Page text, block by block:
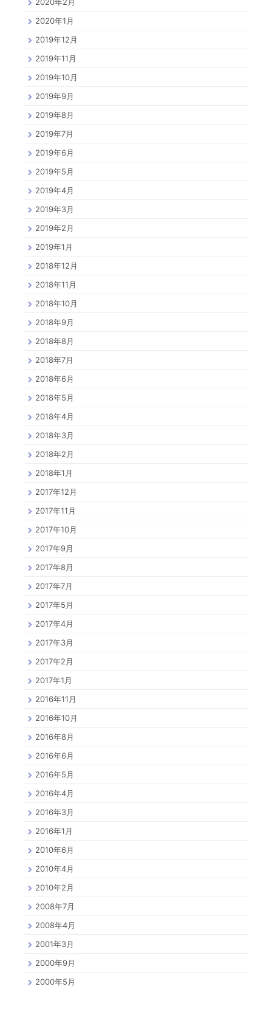
2020年1月
2019年12月
2019年11月
2019年10月
2019年9月
2019年8月
2019年7月
2019年6月
2019年5月
2019年4月
2019年3月
2019年2月
2019年1月
2018年12月
2018年11月
2018年10月
2018年9月
2018年8月
2018年7月
2018年6月
2018年5月
2018年4月
2018年3月
2018年2月
2018年1月
2017年12月
2017年11月
2017年10月
2017年9月
2017年8月
2017年7月
2017年5月
2017年4月
2017年3月
2017年2月
2017年1月
2016年11月
2016年10月
2016年8月
2016年6月
2016年5月
2016年4月
2016年3月
2016年1月
2010年6月
2010年4月
2010年2月
2008年7月
2008年4月
2001年3月
2000年9月
2000年5月